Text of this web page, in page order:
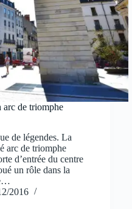
arc de triomphe
de légendes. La
arc de triomphe
d’entrée du centre
un rôle dans la
2016